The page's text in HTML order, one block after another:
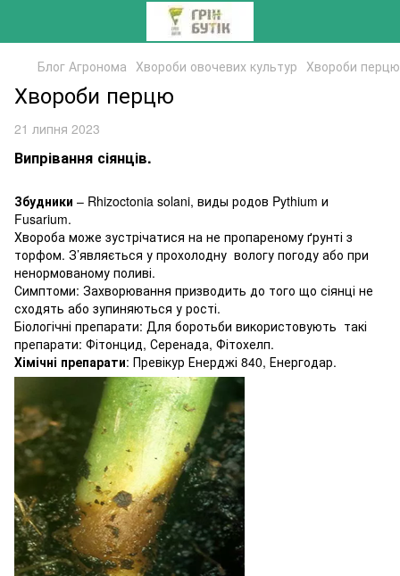
Блог Агронома Хвороби овочевих культур Хвороби перцю
Хвороби перцю
21 липня 2023
Випрівання сіянців.
Збудники – Rhizoctonia solani, виды родов Pythium и
Fusarium.
Хвороба може зустрічатися на не пропареному ґрунті з
торфом. З’являється у прохолодну вологу погоду або при
ненормованому поливі.
Симптоми: Захворювання призводить до того що сіянці не
сходять або зупиняються у рості.
Біологічні препарати: Для боротьби використовують такі
препарати: Фітонцид, Серенада, Фітохелп.
Хімічні препарати: Превікур Енерджі 840, Енергодар.